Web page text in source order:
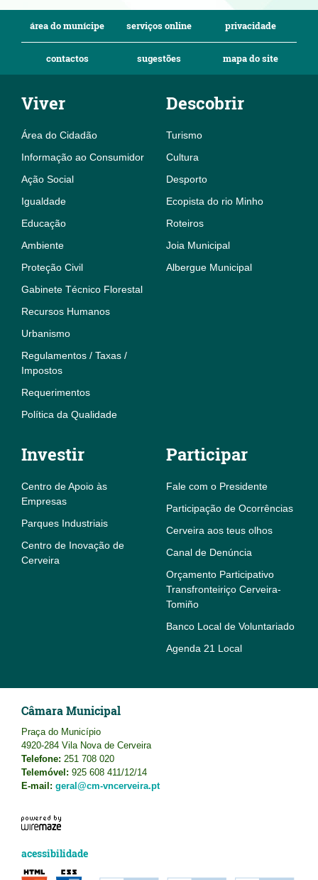
área do munícipe serviços online privacidade
contactos sugestões mapa do site
Viver
Área do Cidadão
Informação ao Consumidor
Ação Social
Igualdade
Educação
Ambiente
Proteção Civil
Gabinete Técnico Florestal
Recursos Humanos
Urbanismo
Regulamentos / Taxas /
Impostos
Requerimentos
Política da Qualidade
Descobrir
Turismo
Cultura
Desporto
Ecopista do rio Minho
Roteiros
Joia Municipal
Albergue Municipal
Investir
Centro de Apoio às
Empresas
Parques Industriais
Centro de Inovação de
Cerveira
Participar
Fale com o Presidente
Participação de Ocorrências
Cerveira aos teus olhos
Canal de Denúncia
Orçamento Participativo
Transfronteiriço Cerveira-
Tomiño
Banco Local de Voluntariado
Agenda 21 Local
Câmara Municipal
Praça do Município
4920-284 Vila Nova de Cerveira
Telefone: 251 708 020
Telemóvel: 925 608 411/12/14
E-mail: geral@cm-vncerveira.pt
acessibilidade